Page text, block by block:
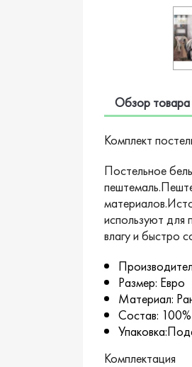
Обзор товара
Комплект
Постельное
используют для
влагу и быстро
Размер: Евро
Материал:
Состав:
Комплектация